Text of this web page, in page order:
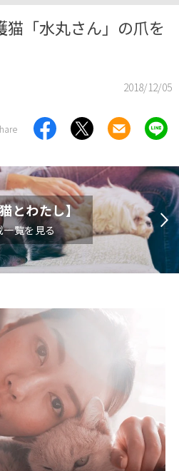
「水丸さん」の爪を
2018/12/05
猫とわたし】
一覧を見る